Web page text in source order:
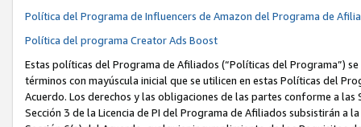
Política del Programa de Influencers de Amazon del Programa de
Política del programa Creator Ads Boost
Estas políticas del Programa de Afiliados (“Políticas del Programa”)
términos con mayúscula inicial que se utilicen en estas Políticas del
Acuerdo. Los derechos y las obligaciones de las partes conforme a
Sección 3 de la Licencia de PI del Programa de Afiliados subsistirán